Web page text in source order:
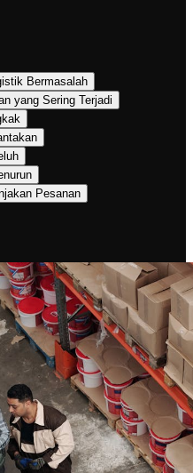
Bermasalah
yang Sering Terjadi
Pesanan